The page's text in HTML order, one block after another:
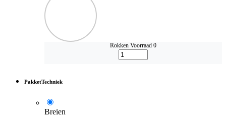
Rokken Voorraad 0
PakketTechniek
Breien